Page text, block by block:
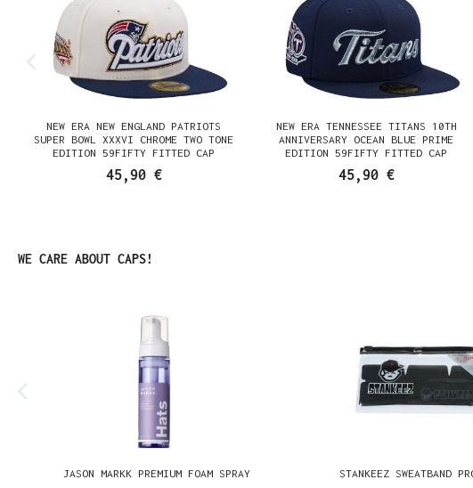
NEW ERA NEW ENGLAND PATRIOTS
SUPER BOWL XXXVI CHROME TWO TONE
EDITION 59FIFTY FITTED CAP
45,90 €
NEW ERA TENNESSEE TITANS 10TH
ANNIVERSARY OCEAN BLUE PRIME
EDITION 59FIFTY FITTED CAP
45,90 €
Produktgalerie überspringen
WE CARE ABOUT CAPS!
JASON MARKK PREMIUM FOAM SPRAY STANKEEZ SWEATBAND